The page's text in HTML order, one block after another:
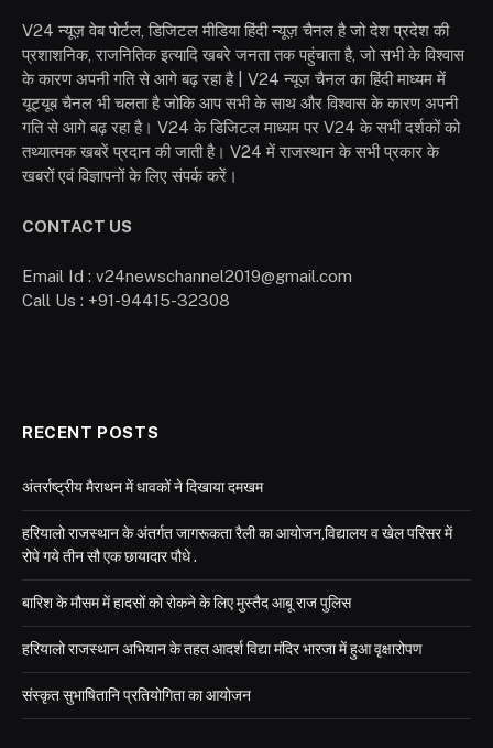
V24 न्यूज़ वेब पोर्टल, डिजिटल मीडिया हिंदी न्यूज़ चैनल है जो देश प्रदेश की
प्रशाशनिक, राजनितिक इत्यादि खबरे जनता तक पहुंचाता है, जो सभी के विश्वास
के कारण अपनी गति से आगे बढ़ रहा है | V24 न्यूज चैनल का हिंदी माध्यम में
यूट्यूब चैनल भी चलता है जोकि आप सभी के साथ और विश्वास के कारण अपनी
गति से आगे बढ़ रहा है। V24 के डिजिटल माध्यम पर V24 के सभी दर्शकों को
तथ्यात्मक खबरें प्रदान की जाती है। V24 में राजस्थान के सभी प्रकार के
खबरों एवं विज्ञापनों के लिए संपर्क करें।
CONTACT US
Email Id : v24newschannel2019@gmail.com
Call Us : +91-94415-32308
RECENT POSTS
अंतर्राष्ट्रीय मैराथन में धावकों ने दिखाया दमखम
हरियालो राजस्थान के अंतर्गत जागरूकता रैली का आयोजन,विद्यालय व खेल परिसर में
रोपे गये तीन सौ एक छायादार पौधे .
बारिश के मौसम में हादसों को रोकने के लिए मुस्तैद आबू राज पुलिस
हरियालो राजस्थान अभियान के तहत आदर्श विद्या मंदिर भारजा में हुआ वृक्षारोपण
संस्कृत सुभाषितानि प्रतियोगिता का आयोजन